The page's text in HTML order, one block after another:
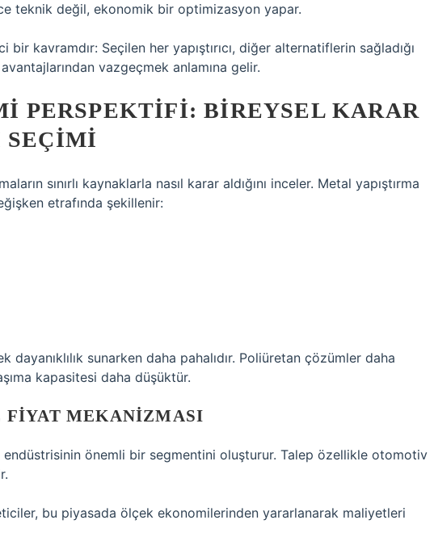
teknik değil, ekonomik bir optimizasyon yapar.
bir kavramdır: Seçilen her yapıştırıcı, diğer alternatiflerin sağladığı
vazgeçmek anlamına gelir.
PERSPEKTIFI: BIREYSEL KARAR
SEÇIMI
sınırlı kaynaklarla nasıl karar aldığını inceler. Metal yapıştırma
etrafında şekillenir:
dayanıklılık sunarken daha pahalıdır. Poliüretan çözümler daha
kapasitesi daha düşüktür.
FIYAT MEKANIZMASI
önemli bir segmentini oluşturur. Talep özellikle otomotiv
bu piyasada ölçek ekonomilerinden yararlanarak maliyetleri